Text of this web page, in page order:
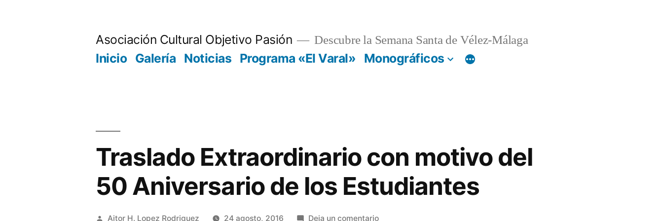
Asociación Cultural Objetivo Pasión Descubre la Semana Santa de Vélez-Málaga
Inicio Galería Noticias Programa «El Varal» Monográficos
Traslado Extraordinario con motivo del
50 Aniversario de los Estudiantes
Publicado
Aitor H. Lopez Rodriguez 24 agosto, 2016 Deja un comentarioen